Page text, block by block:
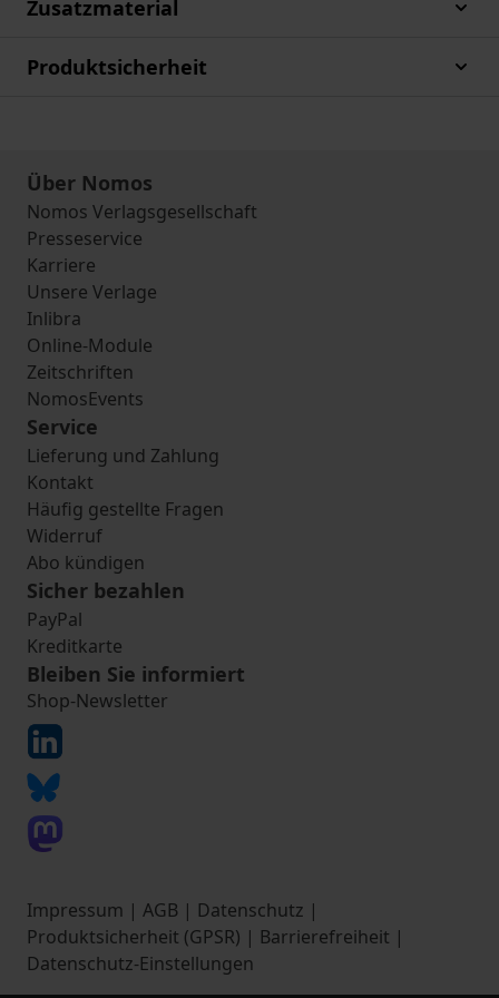
Zusatzmaterial
Produktsicherheit
Über Nomos
Nomos Verlagsgesellschaft
Presseservice
Karriere
Unsere Verlage
Inlibra
Online-Module
Zeitschriften
NomosEvents
Service
Lieferung und Zahlung
Kontakt
Häufig gestellte Fragen
Widerruf
Abo kündigen
Sicher bezahlen
PayPal
Kreditkarte
Bleiben Sie informiert
Shop-Newsletter
Impressum | AGB | Datenschutz |
Produktsicherheit (GPSR) | Barrierefreiheit |
Datenschutz-Einstellungen